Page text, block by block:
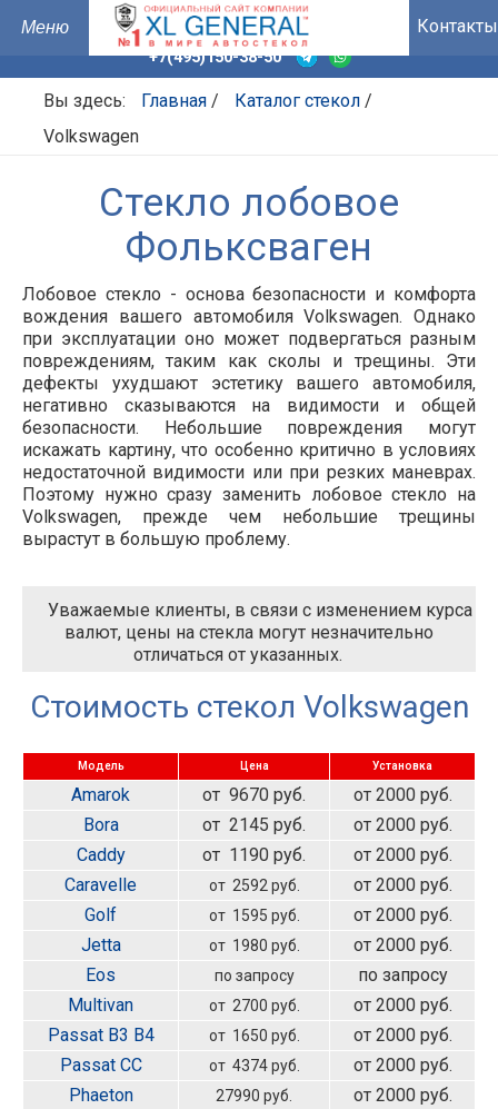
Контакты
+7(495)150-38-50
Вы здесь: Главная / Каталог стекол /
Volkswagen
Стекло лобовое
Фольксваген
Лобовое стекло - основа безопасности и комфорта
вождения вашего автомобиля Volkswagen. Однако
при эксплуатации оно может подвергаться разным
повреждениям, таким как сколы и трещины. Эти
дефекты ухудшают эстетику вашего автомобиля,
негативно сказываются на видимости и общей
безопасности. Небольшие повреждения могут
искажать картину, что особенно критично в условиях
недостаточной видимости или при резких маневрах.
Поэтому нужно сразу заменить лобовое стекло на
Volkswagen, прежде чем небольшие трещины
вырастут в большую проблему.
Уважаемые клиенты, в связи с изменением курса
валют, цены на стекла могут незначительно
отличаться от указанных.
Стоимость стекол Volkswagen
Модель Цена Установка
Amarok от 9670 руб.
от 2000 руб.
Bora
от 2145 руб.
от 2000 руб.
Caddy
от 1190 руб.
от 2000 руб.
Caravelle
от 2592 руб.
от 2000 руб.
Golf
от 1595 руб.
от 2000 руб.
Jetta
от 1980 руб.
от 2000 руб.
Eos
по запросу
по запросу
Multivan
от 2700 руб.
от 2000 руб.
Passat B3 B4 от 1650 руб.
от 2000 руб.
Passat CC
от 4374 руб.
от 2000 руб.
Phaeton
27990 руб.
от 2000 руб.